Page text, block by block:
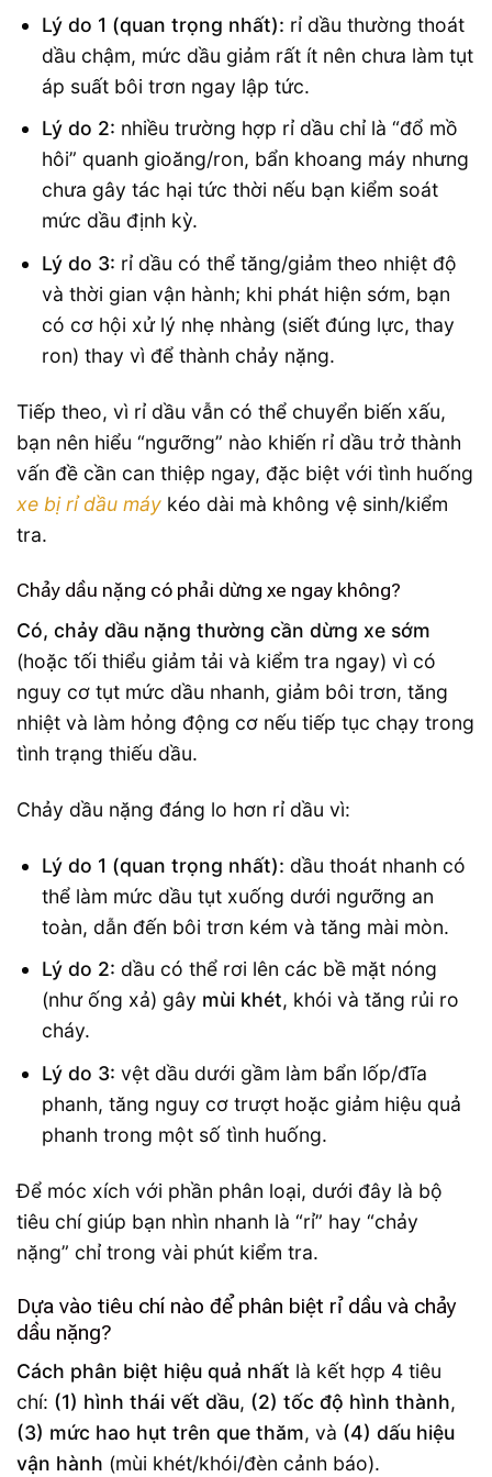
Lý do 1 (quan trọng nhất): rỉ dầu thường thoát
dầu chậm, mức dầu giảm rất ít nên chưa làm tụt
áp suất bôi trơn ngay lập tức.
Lý do 2: nhiều trường hợp rỉ dầu chỉ là “đổ mồ
hôi” quanh gioăng/ron, bẩn khoang máy nhưng
chưa gây tác hại tức thời nếu bạn kiểm soát
mức dầu định kỳ.
Lý do 3: rỉ dầu có thể tăng/giảm theo nhiệt độ
và thời gian vận hành; khi phát hiện sớm, bạn
có cơ hội xử lý nhẹ nhàng (siết đúng lực, thay
ron) thay vì để thành chảy nặng.
Tiếp theo, vì rỉ dầu vẫn có thể chuyển biến xấu,
bạn nên hiểu “ngưỡng” nào khiến rỉ dầu trở thành
vấn đề cần can thiệp ngay, đặc biệt với tình huống
xe bị rỉ dầu máy kéo dài mà không vệ sinh/kiểm
tra.
Chảy dầu nặng có phải dừng xe ngay không?
Có, chảy dầu nặng thường cần dừng xe sớm
(hoặc tối thiểu giảm tải và kiểm tra ngay) vì có
nguy cơ tụt mức dầu nhanh, giảm bôi trơn, tăng
nhiệt và làm hỏng động cơ nếu tiếp tục chạy trong
tình trạng thiếu dầu.
Chảy dầu nặng đáng lo hơn rỉ dầu vì:
Lý do 1 (quan trọng nhất): dầu thoát nhanh có
thể làm mức dầu tụt xuống dưới ngưỡng an
toàn, dẫn đến bôi trơn kém và tăng mài mòn.
Lý do 2: dầu có thể rơi lên các bề mặt nóng
(như ống xả) gây mùi khét, khói và tăng rủi ro
cháy.
Lý do 3: vệt dầu dưới gầm làm bẩn lốp/đĩa
phanh, tăng nguy cơ trượt hoặc giảm hiệu quả
phanh trong một số tình huống.
Để móc xích với phần phân loại, dưới đây là bộ
tiêu chí giúp bạn nhìn nhanh là “rỉ” hay “chảy
nặng” chỉ trong vài phút kiểm tra.
Dựa vào tiêu chí nào để phân biệt rỉ dầu và chảy
dầu nặng?
Cách phân biệt hiệu quả nhất là kết hợp 4 tiêu
chí: (1) hình thái vết dầu, (2) tốc độ hình thành,
(3) mức hao hụt trên que thăm, và (4) dấu hiệu
vận hành (mùi khét/khói/đèn cảnh báo).